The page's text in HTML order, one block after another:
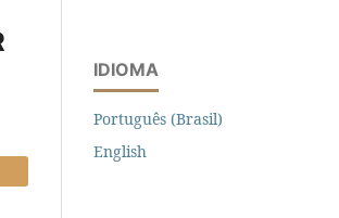
IDIOMA
Português (Brasil)
English